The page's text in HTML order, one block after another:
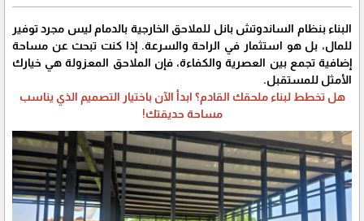
​البناء بنظام الساندوتش بانل للملاحق الخارجية بالدمام ليس مجرد توفير
للمال، بل هو استثمار في الراحة والسرعة. إذا كنت تبحث عن مساحة
إضافية تجمع بين العصرية والكفاءة، فإن الملاحق المعزولة هي خيارك
الأمثل للمستقبل.
​هل تخطط لبناء ملحقك القادم؟ ابدأ الآن باختيار التصميم الذي يناسب
مساحة حديقتك!